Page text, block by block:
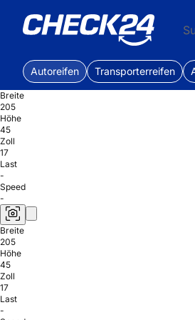
Autoreifen Transporterreifen
Breite
205
Höhe
45
Zoll
17
Last
-
Speed
-
Breite
205
Höhe
45
Zoll
17
Last
-